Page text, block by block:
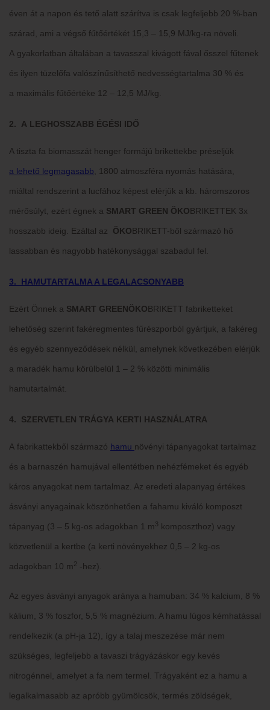
éven át a napon és tető alatt szárítva is csak legfeljebb 20 %-ban
szárad, ami a végső fűtőértékét 15,3 – 15,9 MJ/kg-ra növeli.
A gyakorlatban általában a tavasszal kivágott fával ősszel fűtenek
és ilyen tüzelőfa valószínűsíthető nedvességtartalma 30 % és
a maximális fűtőértéke 12 – 12,5 MJ/kg.
2. A LEGHOSSZABB ÉGÉSI IDŐ
A tiszta fa biomasszát henger formájú brikettekbe préseljük
a lehető legmagasabb , 1800 atmoszféra nyomás hatására,
miáltal rendszerint a lucfához képest elérjük a kb. háromszoros
mérősúlyt, ezért égnek a SMART GREEN ÖKOBRIKETTEK 3x
hosszabb ideig. Ezáltal az ÖKOBRIKETT-ből származó hő
lassabban és nagyobb hatékonysággal szabadul fel.
3. HAMUTARTALMA A LEGALACSONYABB
Ezért Önnek a SMART GREENÖKOBRIKETT fabriketteket
lehetőség szerint fakéregmentes fűrészporból gyártjuk, a fakéreg
és egyéb szennyeződések nélkül, amelynek következében elérjük
a maradék hamu körülbelül 1 – 2 % közötti minimális
hamutartalmát.
4. SZERVETLEN TRÁGYA KERTI HASZNÁLATRA
A fabrikattekből származó hamu növényi tápanyagokat tartalmaz
és a barnaszén hamujával ellentétben nehézfémeket és egyéb
káros anyagokat nem tartalmaz. Az eredeti alapanyag értékes
ásványi anyagainak köszönhetően a fahamu kiváló komposzt
tápanyag (3 – 5 kg-os adagokban 1 m3 komposzthoz) vagy
közvetlenül a kertbe (a kerti növényekhez 0,5 – 2 kg-os
adagokban 10 m2 -hez).
Az egyes ásványi anyagok aránya a hamuban: 34 % kalcium, 8 %
kálium, 3 % foszfor, 5,5 % magnézium. A hamu lúgos kémhatással
rendelkezik (a pH-ja 12), így a talaj meszezése már nem
szükséges, legfeljebb a tavaszi trágyázáskor egy kevés
nitrogénnel, amelyet a fa nem termel. Trágyaként ez a hamu a
legalkalmasabb az apróbb gyümölcsök, termés zöldségek,